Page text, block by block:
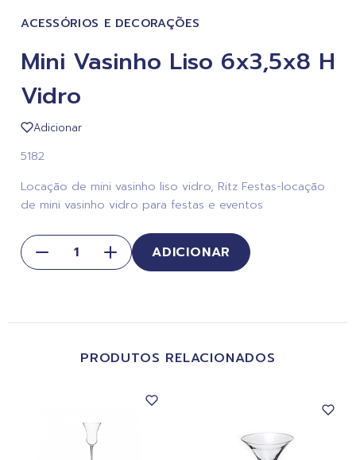
ACESSÓRIOS E DECORAÇÕES
Mini Vasinho Liso 6x3,5x8 H
Vidro
Adicionar
5182
Locação de mini vasinho liso vidro, Ritz Festas-locação
de mini vasinho vidro para festas e eventos
ADICIONAR
PRODUTOS RELACIONADOS